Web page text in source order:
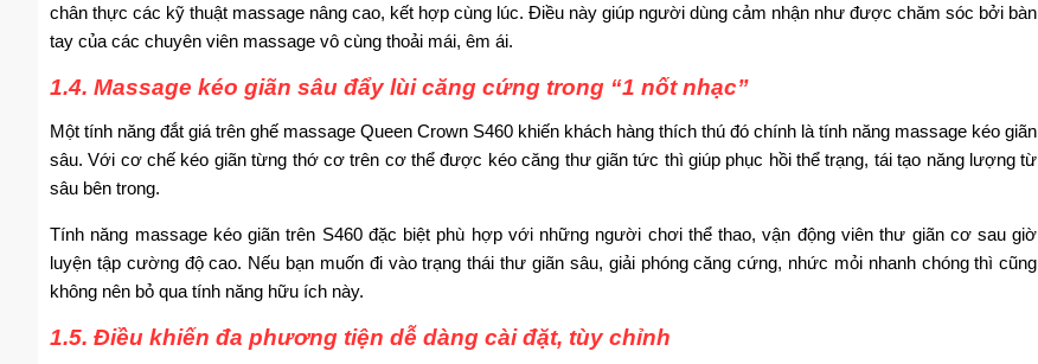
chân thực các kỹ thuật massage nâng cao, kết hợp cùng lúc. Điều này giúp người dùng cảm nhận như được chăm sóc bởi bàn
tay của các chuyên viên massage vô cùng thoải mái, êm ái.
1.4. Massage kéo giãn sâu đẩy lùi căng cứng trong “1 nốt nhạc”
Một tính năng đắt giá trên ghế massage Queen Crown S460 khiến khách hàng thích thú đó chính là tính năng massage kéo giãn
sâu. Với cơ chế kéo giãn từng thớ cơ trên cơ thể được kéo căng thư giãn tức thì giúp phục hồi thể trạng, tái tạo năng lượng từ
sâu bên trong.
Tính năng massage kéo giãn trên S460 đặc biệt phù hợp với những người chơi thể thao, vận động viên thư giãn cơ sau giờ
luyện tập cường độ cao. Nếu bạn muốn đi vào trạng thái thư giãn sâu, giải phóng căng cứng, nhức mỏi nhanh chóng thì cũng
không nên bỏ qua tính năng hữu ích này.
1.5. Điều khiến đa phương tiện dễ dàng cài đặt, tùy chỉnh